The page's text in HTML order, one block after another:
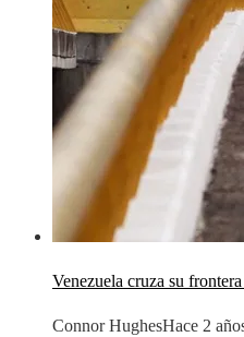
Venezuela cruza su
Connor HughesHace 2